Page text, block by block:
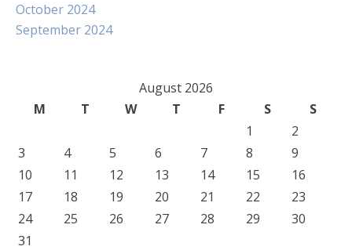
October 2024
September 2024
August 2026
M
T W T F S
S
1
2
3
4 5 6 7 8
9
10
11 12 13 14 15
16
17
18 19 20 21 22
23
24
25 26 27 28 29
30
31